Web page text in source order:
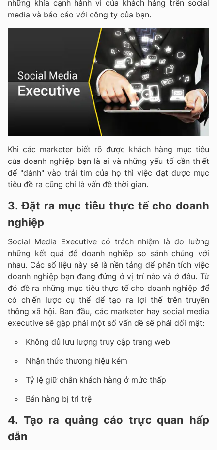
những khía cạnh hành vi của khách hàng trên social
media và báo cáo với công ty của bạn.
Khi các marketer biết rõ được khách hàng mục tiêu
của doanh nghiệp bạn là ai và những yếu tố cần thiết
để "đánh" vào trái tim của họ thì việc đạt được mục
tiêu đề ra cũng chỉ là vấn đề thời gian.
3. Đặt ra mục tiêu thực tế cho doanh
nghiệp
Social Media Executive có trách nhiệm là đo lường
những kết quả để doanh nghiệp so sánh chúng với
nhau. Các số liệu này sẽ là nền tảng để phân tích việc
doanh nghiệp bạn đang đứng ở vị trí nào và ở đâu. Từ
đó đề ra những mục tiêu thực tế cho doanh nghiệp để
có chiến lược cụ thể để tạo ra lợi thế trên truyền
thông xã hội. Ban đầu, các marketer hay social media
executive sẽ gặp phải một số vấn đề sẽ phải đối mặt:
Không đủ lưu lượng truy cập trang web
Nhận thức thương hiệu kém
Tỷ lệ giữ chân khách hàng ở mức thấp
Bán hàng bị trì trệ
4. Tạo ra quảng cáo trực quan hấp
dẫn